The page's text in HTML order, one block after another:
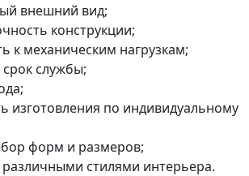
внешний вид;
конструкции;
к механическим нагрузкам;
службы;
изготовления по индивидуальному
форм и размеров;
различными стилями интерьера.